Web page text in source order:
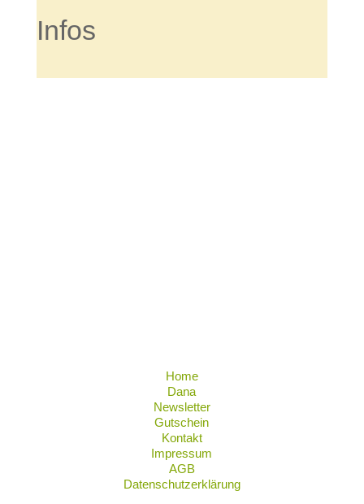
Infos
Home
Dana
Newsletter
Gutschein
Kontakt
Impressum
AGB
Datenschutzerklärung